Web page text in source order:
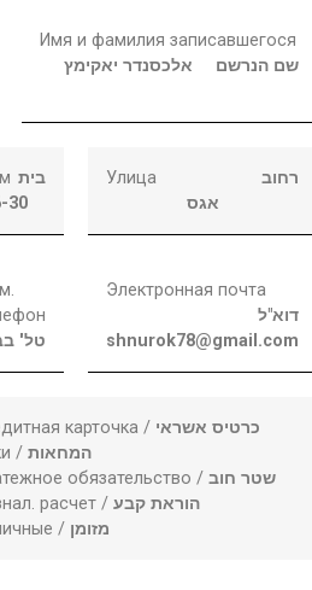
Имя и фамилия записавшегося
שם הנרשם
אלכסנדר יאקימץ
בית
30
Улица
רחוב
אגס
טל'
Электронная почта
דוא"ל
shnurok78@gmail.com
карточка / כרטיס אשראי
/המחאות
обязательство /שטר חוב
расчет /הוראת קבע
/ מזומן